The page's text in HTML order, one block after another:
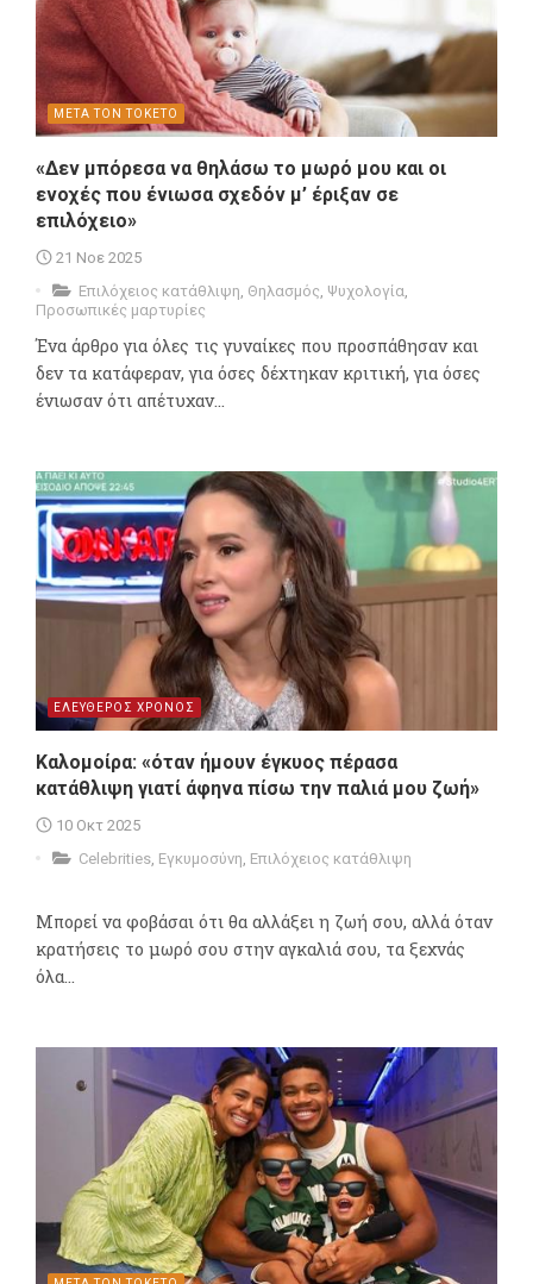
ΜΕΤΑ ΤΟΝ ΤΟΚΕΤΟ
«Δεν μπόρεσα να θηλάσω το μωρό μου και οι
ενοχές που ένιωσα σχεδόν μ’ έριξαν σε
επιλόχειο»
21 Νοε 2025
Επιλόχειος κατάθλιψη Θηλασμός Ψυχολογία
Προσωπικές μαρτυρίες
Ένα άρθρο για όλες τις γυναίκες που προσπάθησαν και
δεν τα κατάφεραν, για όσες δέχτηκαν κριτική, για όσες
ένιωσαν ότι απέτυχαν...
ΕΛΕΥΘΕΡΟΣ ΧΡΟΝΟΣ
Καλομοίρα: «όταν ήμουν έγκυος πέρασα
κατάθλιψη γιατί άφηνα πίσω την παλιά μου ζωή»
10 Οκτ 2025
Celebrities, Εγκυμοσύνη, Επιλόχειος κατάθλιψη
Μπορεί να φοβάσαι ότι θα αλλάξει η ζωή σου, αλλά όταν
κρατήσεις το μωρό σου στην αγκαλιά σου, τα ξεχνάς
όλα...